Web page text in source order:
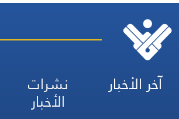
آخر الأخبار نشرات
الأخبار